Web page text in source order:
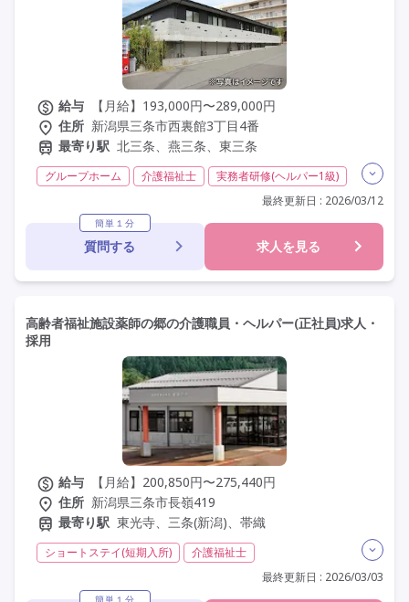
給与
【月給】193,000円〜289,000円
住所 新潟県三条市西裏館3丁目4番
最寄り駅 北三条、燕三条、東三条
グループホーム 介護福祉士
実務者研修(ヘルパー1級)
常勤
社会保険完備
交通費支給 学歴不問
未経験歓迎
定年60歳以上
定年65歳以上 車通勤可
最終更新日 : 2026/03/12
簡単１分
質問する 求人を見る
高齢者福祉施設薬師の郷の介護職員・ヘルパー(正社員)求人・
採用
給与
【月給】200,850円〜275,440円
住所 新潟県三条市長嶺419
最寄り駅 東光寺、三条(新潟)、帯織
ショートステイ(短期入所)
介護福祉士
初任者研修(ヘルパー2級)最終更新日 : 2026/03/03
簡単１分